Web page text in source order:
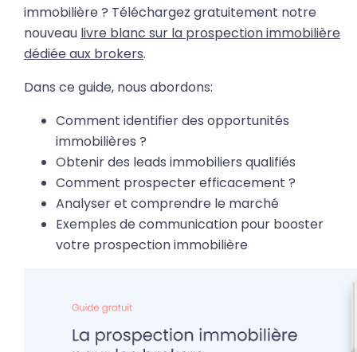
immobilière ? Téléchargez gratuitement notre
nouveau livre blanc sur la prospection immobilière
dédiée aux brokers.
Dans ce guide, nous abordons:
Comment identifier des opportunités
immobilières ?
Obtenir des leads immobiliers qualifiés
Comment prospecter efficacement ?
Analyser et comprendre le marché
Exemples de communication pour booster
votre prospection immobilière